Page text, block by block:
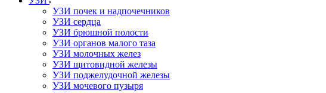
УЗИ почек и надпочечников
УЗИ сердца
УЗИ брюшной полости
УЗИ органов малого таза
УЗИ молочных желез
УЗИ щитовидной железы
УЗИ поджелудочной железы
УЗИ мочевого пузыря